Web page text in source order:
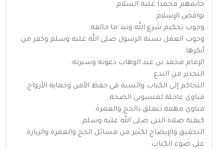
خاتمهم محمدا عليه السلام.
نواقض الإسلام.
وجوب تحكيم شرع الله ونبذ ما خالفه.
وجوب العمل بسنة الرسول صلى الله عليه وسلم وكفر من
أنكرها.
الإمام محمد بن عبد الوهاب دعوته وسيرته.
التحذير من البدع.
التحاكم إلى الكتاب والسنة في حفظ الأمن وحماية الأرواح.
فتاوى عاجلة لمنسوبي الصحة.
فتاوى مهمة تتعلق بالحج والعمرة.
كيفية صلاة النبي صلى الله عليه وسلم.
التحقيق والإيضاح لكثير من مسائل الحج والعمرة والزيارة
على ضوء الكتاب.